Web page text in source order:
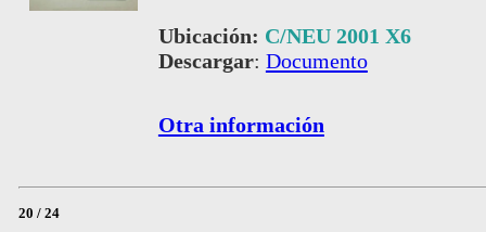
Ubicación: C/NEU 2001 X6
Descargar: Documento
Otra información
20 / 24